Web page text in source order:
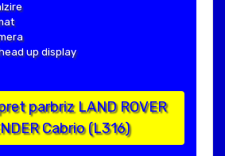
up display
parbriz LAND ROVER
Cabrio (L316)